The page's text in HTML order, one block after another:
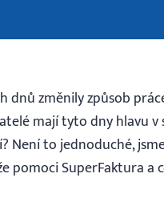
dnů změnily způsob
mají tyto dny hlavu
Není to jednoduché,
pomoci SuperFaktura a